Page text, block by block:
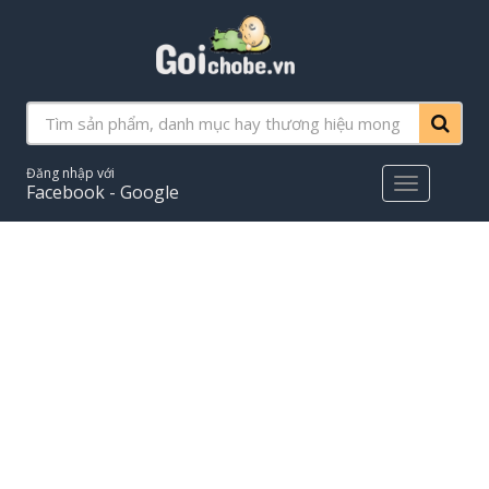
Đăng nhập với
Facebook - Google
Main
Menu